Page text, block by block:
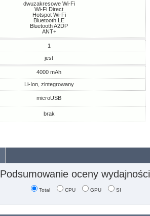
dwuzakresowe Wi-Fi
Wi-Fi Direct
Hotspot Wi-Fi
Bluetooth LE
Bluetooth A2DP
ANT+
1
jest
4000 mAh
Li-Ion, zintegrowany
microUSB
brak
Podsumowanie oceny wydajności
Total CPU GPU SI